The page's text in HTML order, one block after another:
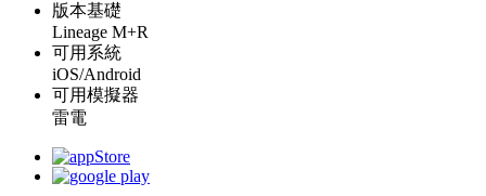
版本基礎
Lineage M+R
可用系統
iOS/Android
可用模擬器
雷電